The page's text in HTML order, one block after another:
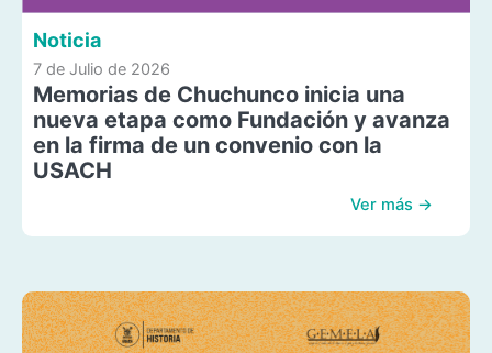
Noticia
7 de Julio de 2026
Memorias de Chuchunco inicia una
nueva etapa como Fundación y avanza
en la firma de un convenio con la
USACH
Ver más →